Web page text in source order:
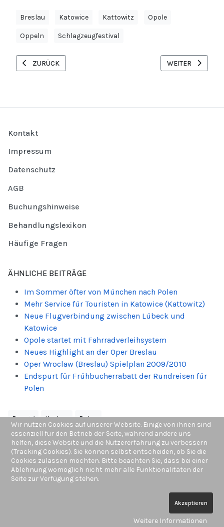
Breslau Katowice Kattowitz Opole
Oppeln Schlagzeugfestival
VORHERIGER BEITRAG: OHNE PASSKONTROLLE NACH POLEN
ZURÜCK NÄCHSTER
WEITER
Kontakt
Impressum
Datenschutz
AGB
Buchungshinweise
Behandlungslexikon
Häufige Fragen
ÄHNLICHE BEITRÄGE
Im Sommer öfter von München nach Polen
Mehr Service für Touristen in Katowice (Kattowitz)
Neue Flugverbindung zwischen Lübeck und
Katowice
Opole startet mit Fahrradverleihsystem
Neues Highlight an der Oper Breslau
Oper Wroclaw (Breslau) Spielplan 2009/2010
Endspurt für Frühbucherrabatt der Rundreisen für
Polen
Danzig Krakau Polen
Gdansk Festival
Schönes Polen
Wir nutzen Cookies auf unserer Website. Einige von ihnen sind
essenziell für den Betrieb der Seite, während andere uns
helfen, diese Website und die Nutzererfahrung zu verbessern
(Tracking Cookies). Sie können selbst entscheiden, ob Sie die
Cookies zulassen möchten. Bitte beachten Sie, dass bei einer
Ablehnung womöglich nicht mehr alle Funktionalitäten der
Seite zur Verfügung stehen.
Akzeptieren
Weitere Informationen